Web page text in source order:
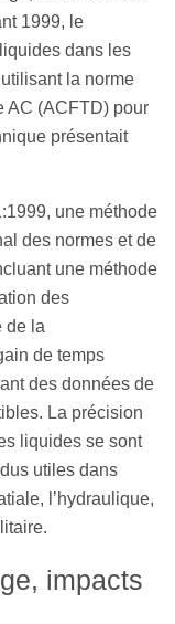
1999, le
dans les
la norme
AC (ACFTD) pour
présentait
une méthode
des normes et de
une méthode
des
de la
de temps
des données de
La précision
liquides se sont
utiles dans
l’hydraulique,
impacts